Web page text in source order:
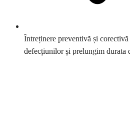
Întreținere preventivă și
defecțiunilor și prelungim durata